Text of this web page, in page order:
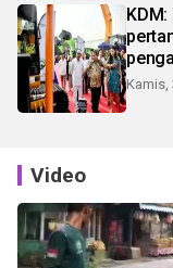
Kamis,
Video